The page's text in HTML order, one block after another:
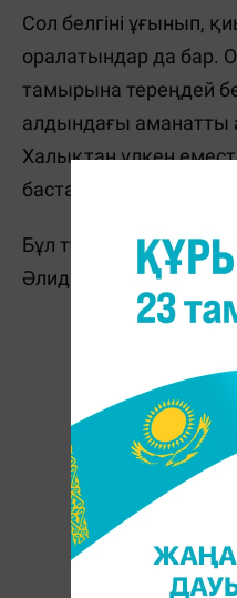
Сол белгіні ұғынып,
оралатындар да бар.
тамырына тереңдей
алдындағы аманатты
Халықтан үлкен
бастайды.
Бұл туралы
Әлидің өзі көзіне